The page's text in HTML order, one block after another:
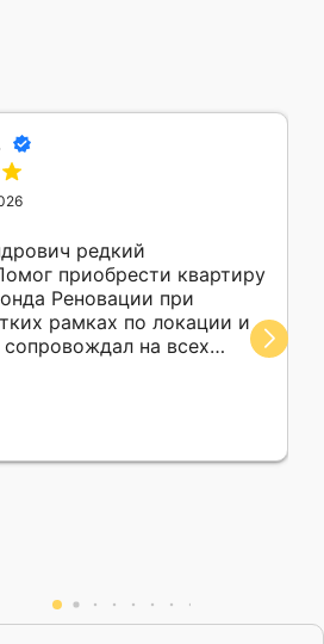
редкий
приобрести квартиру
Реновации при
рамках по локации и
на всех
на связи, доступно и
информацию,
дело, тактичен,
положительные